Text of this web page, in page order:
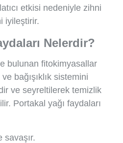
etkisi nedeniyle zihni
iyileştirir.
Nelerdir?
bulunan fitokimyasallar
bağışıklık sistemini
ve seyreltilerek temizlik
Portakal yağı faydaları
savaşır.